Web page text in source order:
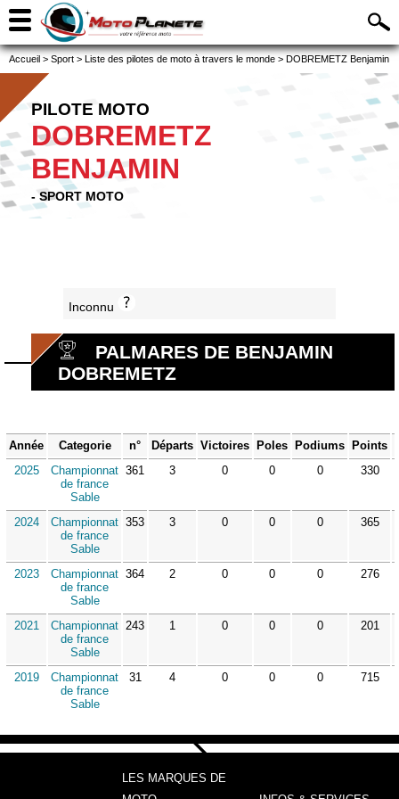
Accueil > Sport > Liste des pilotes de moto à travers le monde > DOBREMETZ Benjamin
PILOTE MOTO
DOBREMETZ
BENJAMIN
- SPORT MOTO
Inconnu
PALMARES DE BENJAMIN
DOBREMETZ
Année Categorie n° Départs Victoires Poles Podiums Points
2025
Championnat
de france
Sable
361 3 0 0 0 330
2024
Championnat
de france
Sable
353 3 0 0 0 365
2023
Championnat
de france
Sable
364 2 0 0 0 276
2021
Championnat
de france
Sable
243 1 0 0 0 201
2019
Championnat
de france
Sable
31 4 0 0 0 715
LES MARQUES DE